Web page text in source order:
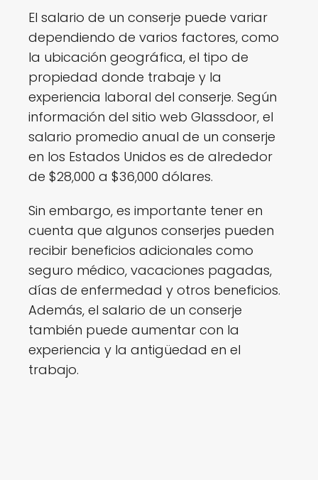
El salario de un conserje puede variar
dependiendo de varios factores, como
la ubicación geográfica, el tipo de
propiedad donde trabaje y la
experiencia laboral del conserje. Según
información del sitio web Glassdoor, el
salario promedio anual de un conserje
en los Estados Unidos es de alrededor
de $28,000 a $36,000 dólares.
Sin embargo, es importante tener en
cuenta que algunos conserjes pueden
recibir beneficios adicionales como
seguro médico, vacaciones pagadas,
días de enfermedad y otros beneficios.
Además, el salario de un conserje
también puede aumentar con la
experiencia y la antigüedad en el
trabajo.